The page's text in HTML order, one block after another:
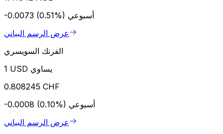
-0.0073 (0.51%) أسبوعي
عرض الرسم البياني
الفرنك السويسري
1 USD يساوي
0.808245 CHF
-0.0008 (0.10%) أسبوعي
عرض الرسم البياني